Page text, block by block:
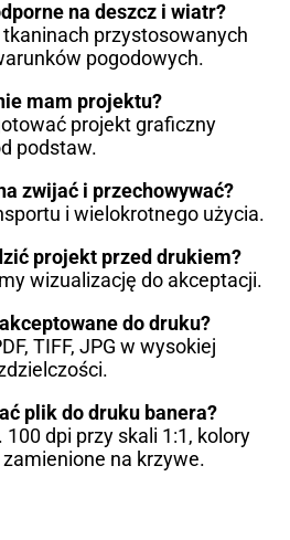
na deszcz i wiatr?
przystosowanych
pogodowych.
mam projektu?
projekt graficzny
podstaw.
zwijać i przechowywać?
i wielokrotnego użycia.
projekt przed drukiem?
wizualizację do akceptacji.
do druku?
TIFF, JPG w wysokiej
plik do druku banera?
dpi przy skali 1:1, kolory
na krzywe.